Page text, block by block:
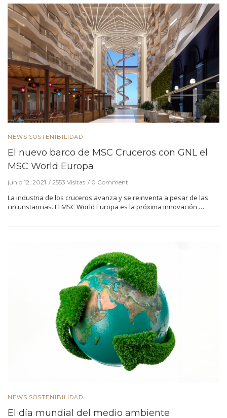
NEWS SOSTENIBILIDAD
El nuevo barco de MSC Cruceros con GNL el
MSC World Europa
junio 12, 2021 2553 Visitas 0 Comment
La industria de los cruceros avanza y se reinventa a pesar de las
circunstancias. El MSC World Europa es la próxima innovación …
NEWS SOSTENIBILIDAD
El día mundial del medio ambiente